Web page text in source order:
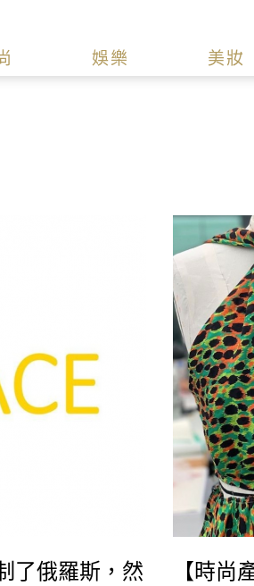
娛樂 美妝
了俄羅斯，然
【時